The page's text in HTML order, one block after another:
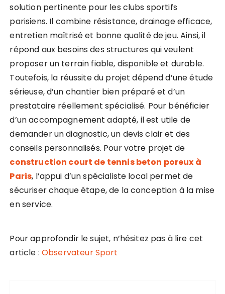
solution pertinente pour les clubs sportifs
parisiens. Il combine résistance, drainage efficace,
entretien maîtrisé et bonne qualité de jeu. Ainsi, il
répond aux besoins des structures qui veulent
proposer un terrain fiable, disponible et durable.
Toutefois, la réussite du projet dépend d’une étude
sérieuse, d’un chantier bien préparé et d’un
prestataire réellement spécialisé. Pour bénéficier
d’un accompagnement adapté, il est utile de
demander un diagnostic, un devis clair et des
conseils personnalisés. Pour votre projet de
construction court de tennis beton poreux à
Paris, l’appui d’un spécialiste local permet de
sécuriser chaque étape, de la conception à la mise
en service.
Pour approfondir le sujet, n’hésitez pas à lire cet
article : Observateur Sport